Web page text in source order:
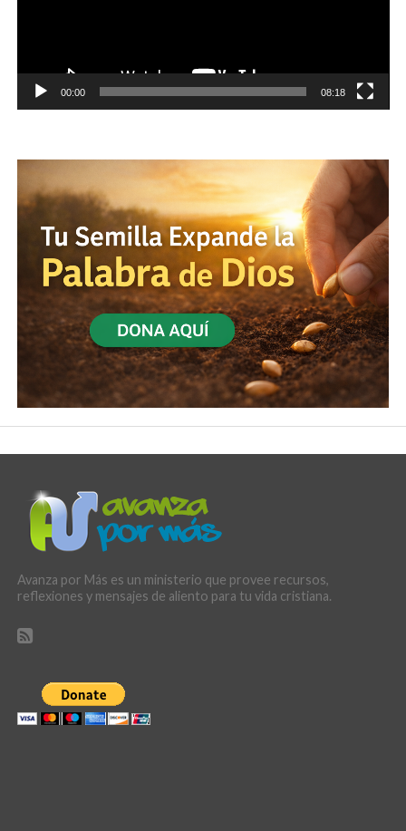
00:00 08:18
Avanza por Más es un ministerio que provee recursos,
reflexiones y mensajes de aliento para tu vida cristiana.